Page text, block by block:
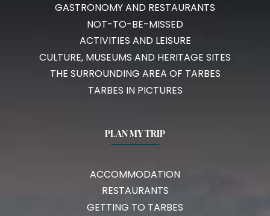
GASTRONOMY AND RESTAURANTS
NOT-TO-BE-MISSED
ACTIVITIES AND LEISURE
CULTURE, MUSEUMS AND HERITAGE SITES
THE SURROUNDING AREA OF TARBES
TARBES IN PICTURES
PLAN MY TRIP
ACCOMMODATION
RESTAURANTS
GETTING TO TARBES